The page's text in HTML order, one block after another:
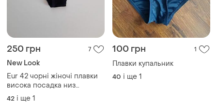
250 грн 7
New Look
Eur 42 чорні жіночі плавки
висока посадка низ
купальника
42 і ще 1
100 грн 1
Плавки купальник
40 і ще 1